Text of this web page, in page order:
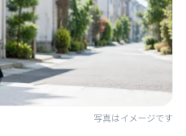
写真はイメージです